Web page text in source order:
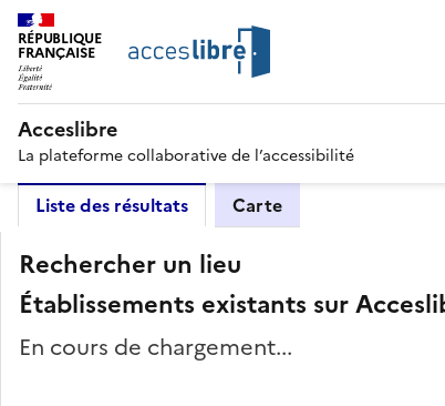
RÉPUBLIQUE
FRANÇAISE
Acceslibre
La plateforme collaborative de l’accessibilité
Liste des résultats Carte
Rechercher un lieu
Établissements existants sur
En cours de chargement...